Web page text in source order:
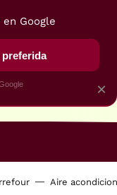
Aire
×
en Google